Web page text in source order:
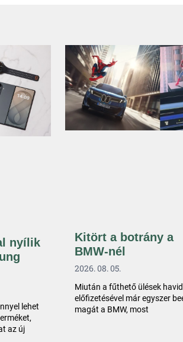
nyílik
lehet
az új
Kitört a botrány a
BMW-nél
2026. 08. 05.
Miután a fűthető ülések
előfizetésével már egyszer
magát a BMW, most